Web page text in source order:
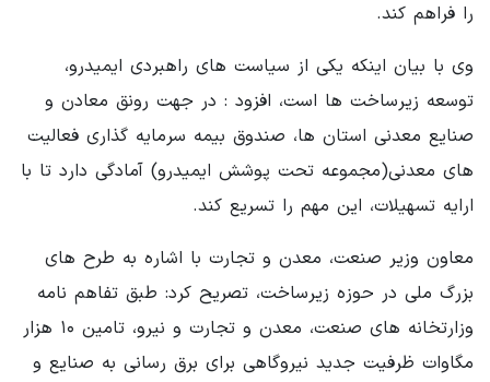
را فراهم کند.
وی با بیان اینکه یکی از سیاست های راهبردی ایمیدرو،
توسعه زیرساخت ها است، افزود : در جهت رونق معادن و
صنایع معدنی استان ها، صندوق بیمه سرمایه گذاری فعالیت
های معدنی(مجموعه تحت پوشش ایمیدرو) آمادگی دارد تا با
ارایه تسهیلات، این مهم را تسریع کند.
معاون وزیر صنعت، معدن و تجارت با اشاره به طرح های
بزرگ ملی در حوزه زیرساخت، تصریح کرد: طبق تفاهم نامه
وزارتخانه های صنعت، معدن و تجارت و نیرو، تامین ۱۰ هزار
مگاوات ظرفیت جدید نیروگاهی برای برق رسانی به صنایع و